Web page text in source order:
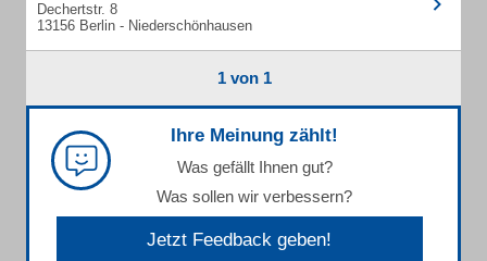
Dechertstr. 8
13156 Berlin - Niederschönhausen
1 von 1
Ihre Meinung zählt!
Was gefällt Ihnen gut?
Was sollen wir verbessern?
Jetzt Feedback geben!